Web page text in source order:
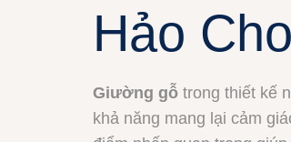
Hảo
Giường gỗ trong thiết kế
khả năng mang lại cảm